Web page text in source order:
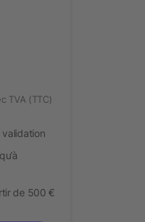
TVA (TTC)
de 500 €